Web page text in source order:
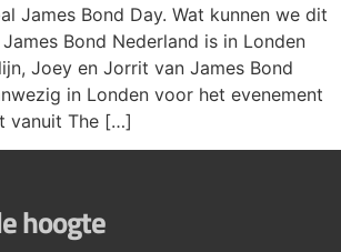
James Bond Day. Wat kunnen we dit
Bond Nederland is in Londen
Joey en Jorrit van James Bond
in Londen voor het evenement
vanuit The […]
hoogte